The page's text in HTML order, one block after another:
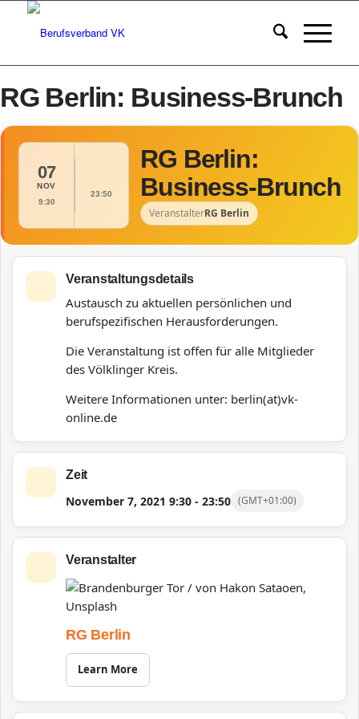
RG Berlin: Business-Brunch
07
NOV
9:30
23:50
RG Berlin:
Business-Brunch
VeranstalterRG Berlin
Veranstaltungsdetails
Austausch zu aktuellen persönlichen und
berufspezifischen Herausforderungen.
Die Veranstaltung ist offen für alle Mitglieder
des Völklinger Kreis.
Weitere Informationen unter: berlin(at)vk-
online.de
Zeit
November 7, 2021 9:30 - 23:50 (GMT+01:00)
Veranstalter
RG Berlin
Learn More